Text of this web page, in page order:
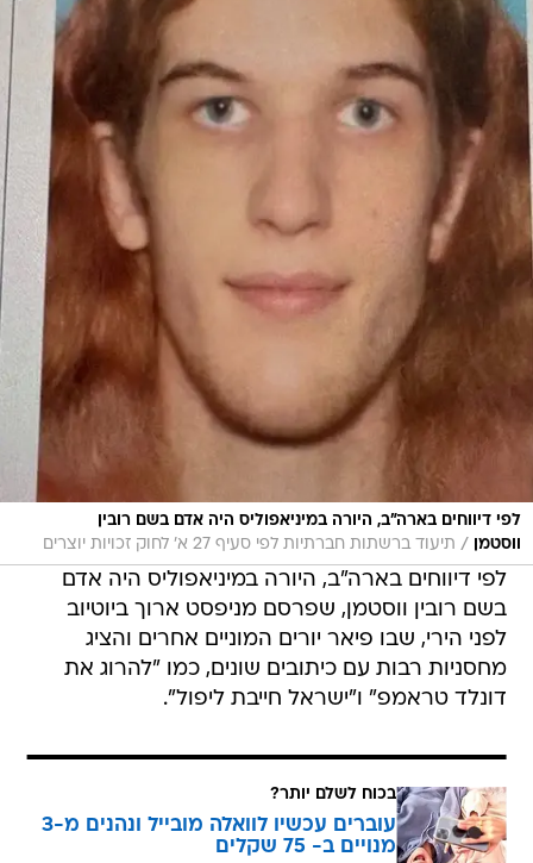
לפי דיווחים בארה"ב, היורה במיניאפוליס היה אדם בשם רובין
ווסטמן
/ תיעוד ברשתות חברתיות לפי סעיף 27 א' לחוק זכויות יוצרים
לפי דיווחים בארה"ב, היורה במיניאפוליס היה אדם
בשם רובין ווסטמן, שפרסם מניפסט ארוך ביוטיוב
לפני הירי, שבו פיאר יורים המוניים אחרים והציג
מחסניות רבות עם כיתובים שונים, כמו "להרוג את
דונלד טראמפ" ו"ישראל חייבת ליפול".
בכוח לשלם יותר?
עוברים עכשיו לוואלה מובייל ונהנים מ-3
מנויים ב- 75 שקלים